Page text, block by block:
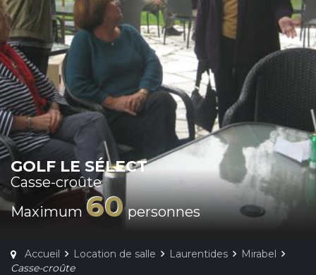
GOLF LE SÉLECT
Casse-croûte
Maximum 60personnes
Accueil Location de salle Laurentides
Mirabel
Casse-croûte